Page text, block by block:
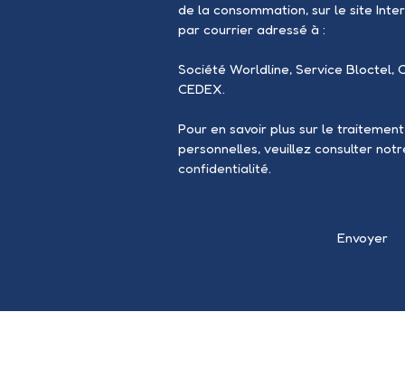
de la consommation, sur le site
par courrier adressé à :
Société Worldline, Service Bloctel,
CEDEX.
Pour en savoir plus sur le
personnelles, veuillez consulter
confidentialité.
Envoyer